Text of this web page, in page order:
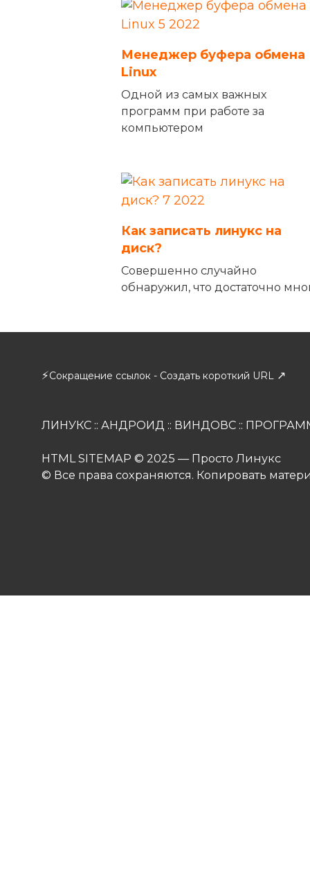
Менеджер буфера обмена
Linux
Одной из самых важных
программ при работе за
компьютером
Как записать линукс на
диск?
Совершенно случайно
обнаружил, что достаточно
⚡Сокращение ссылок - Создать короткий URL ↗
ЛИНУКС :: АНДРОИД :: ВИНДОВС ::
HTML SITEMAP © 2025 — Просто Линукс
© Все права сохраняются. Копировать